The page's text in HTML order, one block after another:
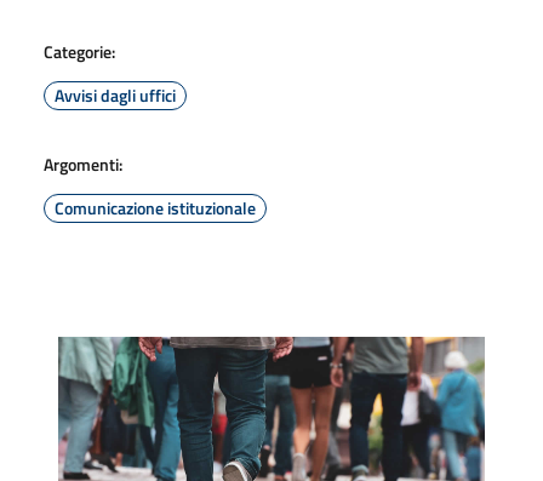
Categorie:
Avvisi dagli uffici
Argomenti:
Comunicazione istituzionale